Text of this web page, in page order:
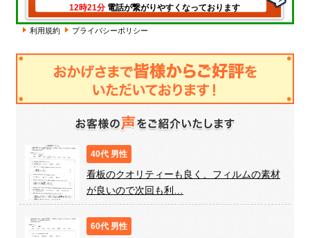
12時21分 電話が繋がりやすくなっております
利用規約 プライバシーポリシー
40代 男性
看板のクオリティーも良く、フィルムの素材
が良いので次回も利…
60代 男性